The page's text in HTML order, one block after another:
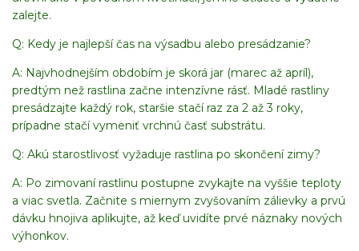
zalejte.
Q: Kedy je najlepší čas na výsadbu alebo presádzanie?
A: Najvhodnejším obdobím je skorá jar (marec až apríl),
predtým než rastlina začne intenzívne rásť. Mladé rastliny
presádzajte každý rok, staršie stačí raz za 2 až 3 roky,
prípadne stačí vymeniť vrchnú časť substrátu.
Q: Akú starostlivosť vyžaduje rastlina po skončení zimy?
A: Po zimovaní rastlinu postupne zvykajte na vyššie teploty
a viac svetla. Začnite s miernym zvyšovaním zálievky a prvú
dávku hnojiva aplikujte, až keď uvidíte prvé náznaky nových
výhonkov.